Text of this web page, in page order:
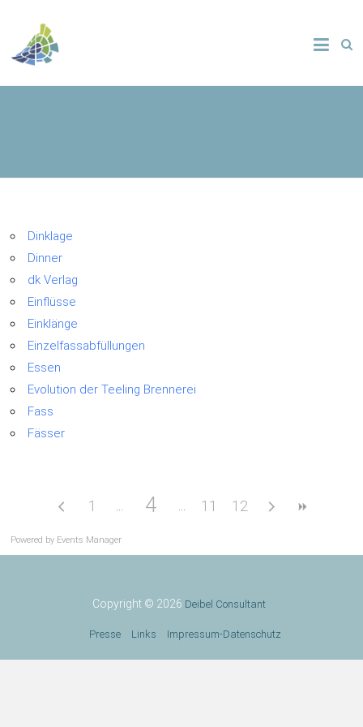
Dinklage
Dinner
dk Verlag
Einflüsse
Einklänge
Einzelfassabfüllungen
Essen
Evolution der Teeling Brennerei
Fass
Fässer
1 4 11 12
Powered by Events Manager
Copyright © 2026 Deibel Consultant
Presse Links Impressum-Datenschutz